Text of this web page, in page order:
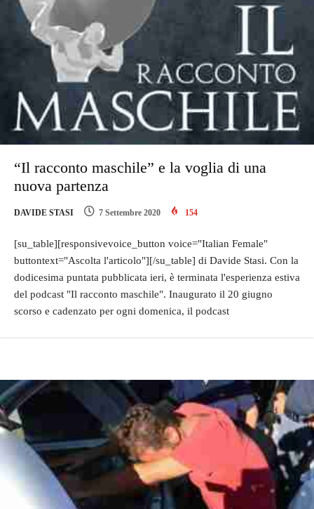
“Il racconto maschile” e la voglia di una
nuova partenza
DAVIDE STASI 7 Settembre 2020 154
[su_table][responsivevoice_button voice="Italian Female"
buttontext="Ascolta l'articolo"][/su_table] di Davide Stasi. Con la
dodicesima puntata pubblicata ieri, è terminata l'esperienza estiva
del podcast "Il racconto maschile". Inaugurato il 20 giugno
scorso e cadenzato per ogni domenica, il podcast